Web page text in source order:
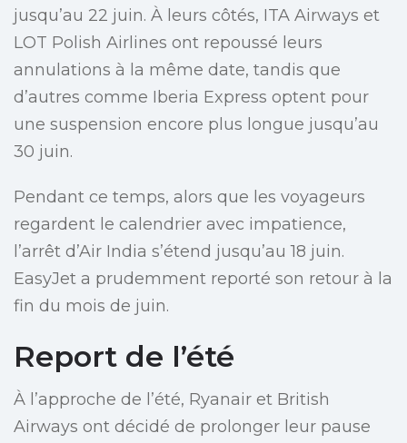
jusqu’au 22 juin. À leurs côtés, ITA Airways et
LOT Polish Airlines ont repoussé leurs
annulations à la même date, tandis que
d’autres comme Iberia Express optent pour
une suspension encore plus longue jusqu’au
30 juin.
Pendant ce temps, alors que les voyageurs
regardent le calendrier avec impatience,
l’arrêt d’Air India s’étend jusqu’au 18 juin.
EasyJet a prudemment reporté son retour à la
fin du mois de juin.
Report de l’été
À l’approche de l’été, Ryanair et British
Airways ont décidé de prolonger leur pause